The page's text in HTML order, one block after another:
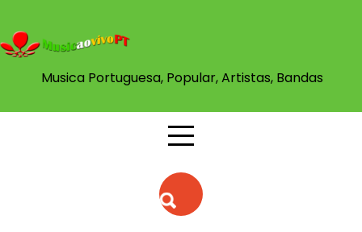
content
Musica Portuguesa, Popular, Artistas, Bandas